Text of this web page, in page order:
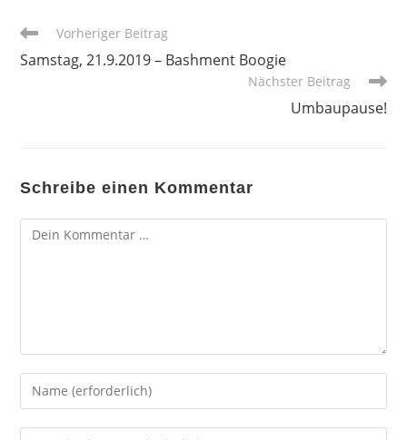
Weitere
ansehen
Vorheriger Beitrag
Samstag, 21.9.2019 – Bashment Boogie
Nächster Beitrag
Umbaupause!
Schreibe einen Kommentar
Kommentar
Gib
deinen
Namen